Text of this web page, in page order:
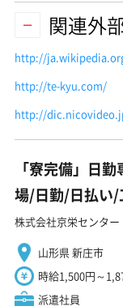
関連外
http://
http://te-kyu.com/
http://
「寮完備」日
場/日勤/日払い/
株式会社京栄センター
山形県 新庄市
時給1,500円～
派遣社員